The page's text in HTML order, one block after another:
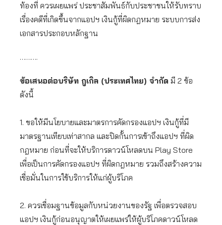
ท้องที่ ควรเผยแพร่ ประชาสัมพันธ์กับประชาชนให้รับทราบ
เรื่องคดีที่เกิดขึ้นจากแอปฯ เงินกู้ที่ผิดกฎหมาย ระบบการส่ง
เอกสารประกอบหลักฐาน
……….
ข้อเสนอต่อบริษัท กูเกิล (ประเทศไทย) จำกัด มี 2 ข้อ
ดังนี้
1. ขอให้มีนโยบายและมาตรการคัดกรองแอปฯ เงินกู้ที่มี
มาตรฐานเทียบเท่าสากล และปิดกั้นการเข้าถึงแอปฯ ที่ผิด
กฎหมาย ก่อนที่จะให้บริการดาวน์โหลดบน Play Store
เพื่อเป็นการคัดกรองแอปฯ ที่ผิดกฎหมาย รวมถึงสร้างความ
เชื่อมั่นในการใช้บริการให้แก่ผู้บริโภค
2. ควรเชื่อมฐานข้อมูลกับหน่วยงานของรัฐ เพื่อตรวจสอบ
แอปฯ เงินกู้ก่อนอนุญาตให้เผยแพร่ให้ผู้บริโภคดาวน์โหลด